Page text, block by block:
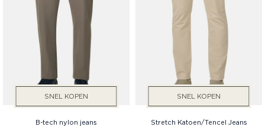
SNEL KOPEN
B-tech nylon jeans
SNEL KOPEN
Stretch Katoen/Tencel Jeans